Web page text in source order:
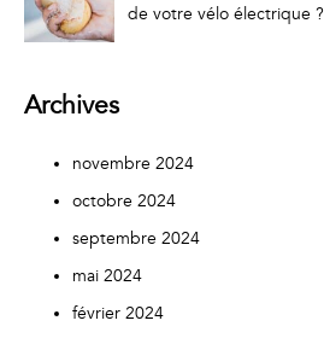
de votre vélo électrique ?
Archives
novembre 2024
octobre 2024
septembre 2024
mai 2024
février 2024